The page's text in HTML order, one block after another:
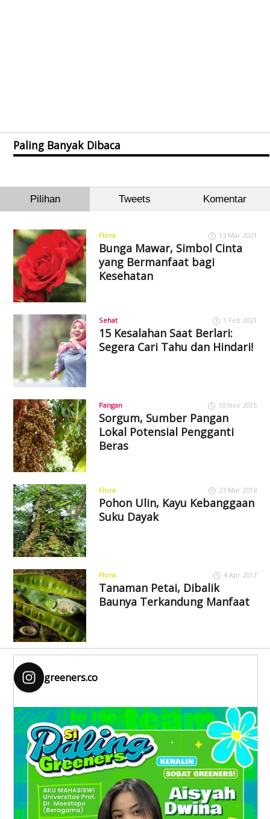
Paling Banyak Dibaca
Pilihan Tweets Komentar
Flora 13 Mar 2021
Bunga Mawar, Simbol Cinta
yang Bermanfaat bagi
Kesehatan
Sehat 1 Feb 2021
15 Kesalahan Saat Berlari:
Segera Cari Tahu dan Hindari!
Pangan 10 Nov 2015
Sorgum, Sumber Pangan
Lokal Potensial Pengganti
Beras
Flora 23 Mar 2018
Pohon Ulin, Kayu Kebanggaan
Suku Dayak
Flora 4 Apr 2017
Tanaman Petai, Dibalik
Baunya Terkandung Manfaat
greeners.co